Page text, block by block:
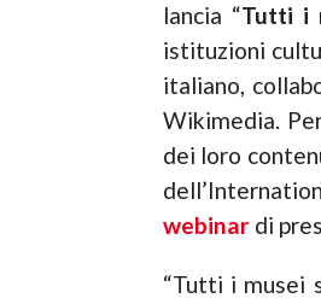
lancia “Tutti i
istituzioni
italiano,
Wikimedia.
dei loro
webinardi
“Tutti i musei